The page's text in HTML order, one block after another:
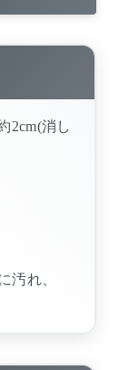
2cm(消し
汚れ、